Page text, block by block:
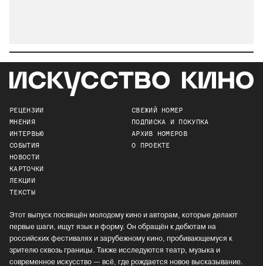
РЕЦЕНЗИИ
МНЕНИЯ
ИНТЕРВЬЮ
СОБЫТИЯ
НОВОСТИ
КАРТОЧКИ
ЛЕКЦИИ
ТЕКСТЫ
СВЕЖИЙ НОМЕР
ПОДПИСКА И ПОКУПКА
АРХИВ НОМЕРОВ
О ПРОЕКТЕ
Этот выпуск посвящён молодому кино и авторам, которые делают
первые шаги, ищут язык и форму. Он обращён к дебютам на
российских фестивалях и зарубежному кино, пробивающемуся к
зрителю сквозь границы. Также исследуются театр, музыка и
современное искусство — всё, где рождается новое высказывание.